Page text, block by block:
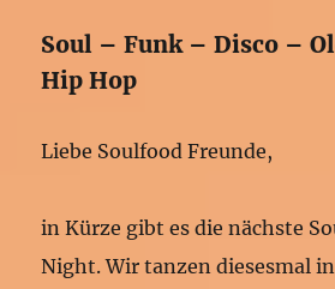
Soul – Funk – Disco –
Hip Hop
Liebe Soulfood Freunde,
in Kürze gibt es die nächste
Night. Wir tanzen diesesmal